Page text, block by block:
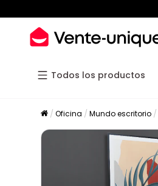
Todos los productos
Oficina Mundo escritorio